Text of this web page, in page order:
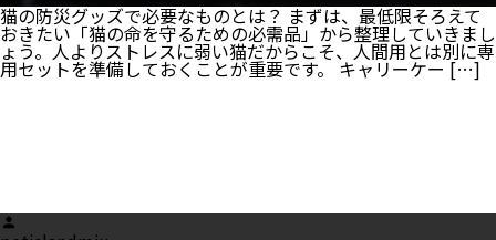
猫の防災グッズで必要なものとは？ まずは、最低限そろえて
おきたい「猫の命を守るための必需品」から整理していきまし
ょう。人よりストレスに弱い猫だからこそ、人間用とは別に専
用セットを準備しておくことが重要です。 キャリーケー […]
Posted